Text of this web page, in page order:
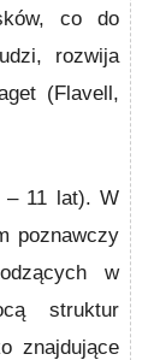
co do
rozwija
(Flavell,
11 lat). W
poznawczy
w
struktur
znajdujące